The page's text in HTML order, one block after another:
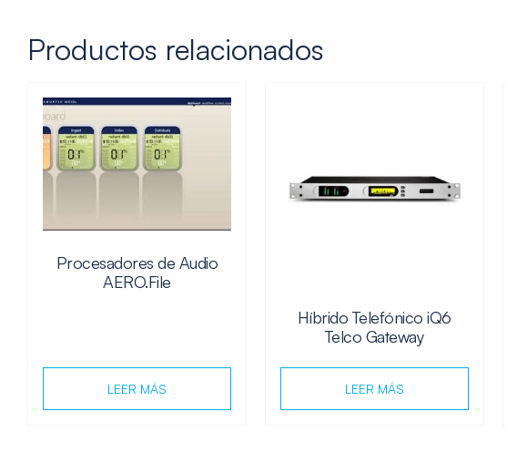
Productos relacionados
Procesadores de Audio
AERO.File
LEER MÁS
Híbrido Telefónico iQ6
Telco Gateway
LEER MÁS